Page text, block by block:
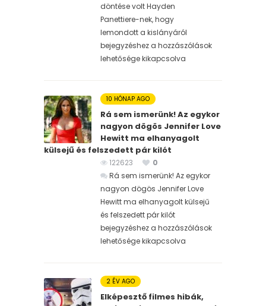
döntése volt Hayden
Panettiere-nek, hogy
lemondott a kislányáról
bejegyzéshez a hozzászólások
lehetősége kikapcsolva
10 HÓNAP AGO
Rá sem ismerünk! Az egykor
nagyon dögös Jennifer Love
Hewitt ma elhanyagolt
külsejű és felszedett pár kilót
122623
0
Rá sem ismerünk! Az egykor
nagyon dögös Jennifer Love
Hewitt ma elhanyagolt külsejű
és felszedett pár kilót
bejegyzéshez a hozzászólások
lehetősége kikapcsolva
2 ÉV AGO
Elképesztő filmes hibák,